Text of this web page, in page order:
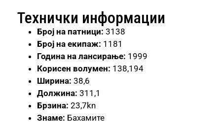
Технички информации
Број на патници: 3138
Број на екипаж: 1181
Година на лансирање: 1999
Корисен волумен: 138,194
Ширина: 38,6
Должина: 311,1
Брзина: 23,7kn
Знаме: Бахамите